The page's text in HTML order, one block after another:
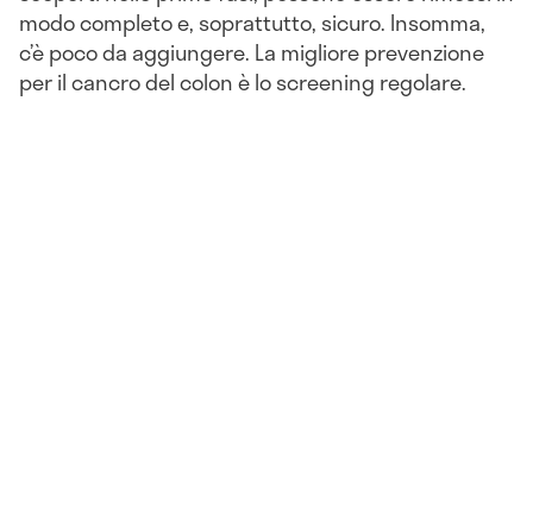
modo completo e, soprattutto, sicuro. Insomma,
c’è poco da aggiungere. La migliore prevenzione
per il cancro del colon è lo screening regolare.